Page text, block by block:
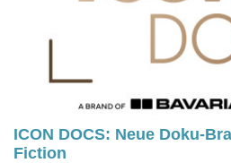
ICON DOCS: Neue Doku-
Fiction